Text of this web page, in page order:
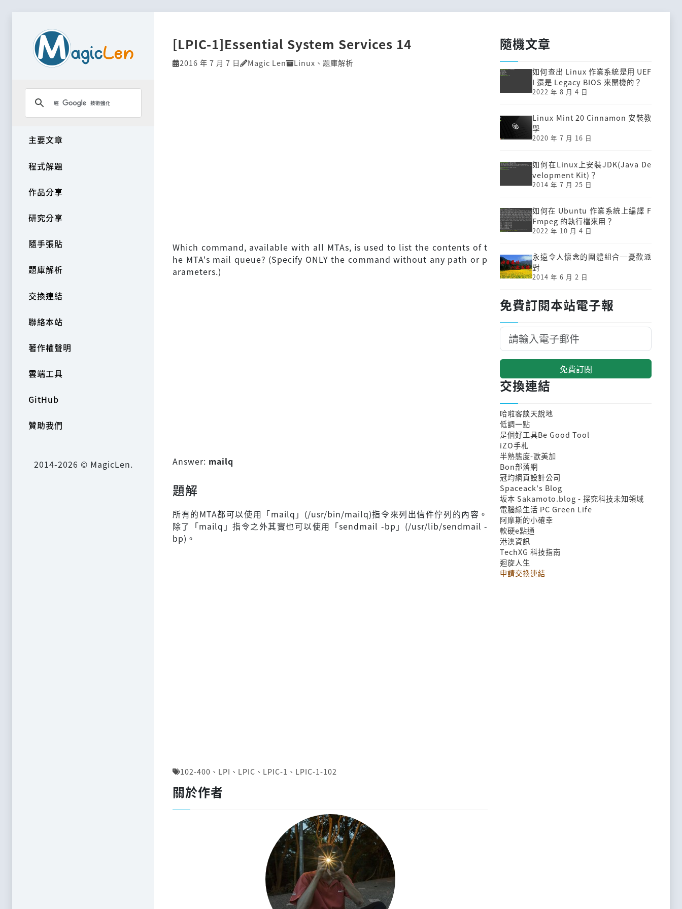
主要文章
程式解題
作品分享
研究分享
隨手張貼
題庫解析
交換連結
聯絡本站
著作權聲明
雲端工具
GitHub
贊助我們
2014-2026 © MagicLen.
[LPIC-1]Essential System Services 14
2016 年 7 月 7 日 Magic Len Linux 、 題庫解析
Which command, available with all MTAs, is used to list the contents of t
he MTA's mail queue? (Specify ONLY the command without any path or p
arameters.)
Answer: mailq
題解
所有的MTA都可以使用「mailq」(/usr/bin/mailq)指令來列出信件佇列的內容。
除了「mailq」指令之外其實也可以使用「sendmail -bp」(/usr/lib/sendmail -
bp)。
102-400 、 LPI 、 LPIC 、 LPIC-1 、 LPIC-1-102
關於作者
隨機文章
如何查出 Linux 作業系統是用 UEF
I 還是 Legacy BIOS 來開機的？
2022 年 8 月 4 日
Linux Mint 20 Cinnamon 安裝教
學
2020 年 7 月 16 日
如何在Linux上安裝JDK(Java De
velopment Kit)？
2014 年 7 月 25 日
如何在 Ubuntu 作業系統上編譯 F
Fmpeg 的執行檔來用？
2022 年 10 月 4 日
永遠令人懷念的團體組合─憂歡派
對
2014 年 6 月 2 日
免費訂閱本站電子報
免費訂閱
交換連結
哈啦客談天說地
低調一點
是個好工具Be Good Tool
iZO手札
半熟態度-歐美加
Bon部落網
冠均網頁設計公司
Spaceack's Blog
坂本 Sakamoto.blog - 探究科技未知領域
電腦綠生活 PC Green Life
阿摩斯的小確幸
軟硬e點通
港澳資訊
TechXG 科技指南
迴旋人生
申請交換連結